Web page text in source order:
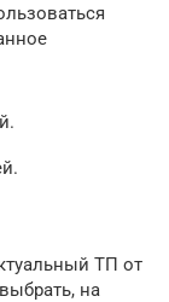
ТП от
на